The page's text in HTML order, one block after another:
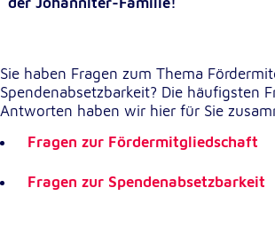
Sie haben Fragen zum Thema
Spendenabsetzbarkeit? Die häufigsten
Antworten haben wir hier für Sie
Fragen zur Fördermitgliedschaft
Fragen zur Spendenabsetzbarkeit
NID
Anbieter:
Einbinden von interaktiven Google